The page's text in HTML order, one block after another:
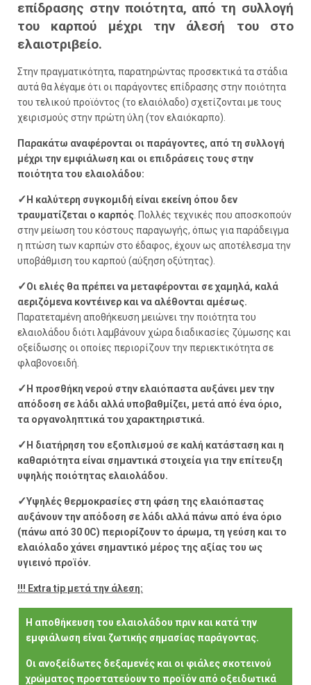
επίδρασης στην ποιότητα, από τη συλλογή
του καρπού μέχρι την άλεσή του στο
ελαιοτριβείο.
Στην πραγματικότητα, παρατηρώντας προσεκτικά τα στάδια
αυτά θα λέγαμε ότι οι παράγοντες επίδρασης στην ποιότητα
του τελικού προϊόντος (το ελαιόλαδο) σχετίζονται με τους
χειρισμούς στην πρώτη ύλη (τον ελαιόκαρπο).
Παρακάτω αναφέρονται οι παράγοντες, από τη συλλογή
μέχρι την εμφιάλωση και οι επιδράσεις τους στην
ποιότητα του ελαιολάδου:
✓ Η καλύτερη συγκομιδή είναι εκείνη όπου δεν
τραυματίζεται ο καρπός . Πολλές τεχνικές που αποσκοπούν
στην μείωση του κόστους παραγωγής, όπως για παράδειγμα
η πτώση των καρπών στο έδαφος, έχουν ως αποτέλεσμα την
υποβάθμιση του καρπού (αύξηση οξύτητας).
✓Οι ελιές θα πρέπει να μεταφέρονται σε χαμηλά, καλά
αεριζόμενα κοντέινερ και να αλέθονται αμέσως.
Παρατεταμένη αποθήκευση μειώνει την ποιότητα του
ελαιολάδου διότι λαμβάνουν χώρα διαδικασίες ζύμωσης και
οξείδωσης οι οποίες περιορίζουν την περιεκτικότητα σε
φλαβονοειδή.
✓ Η προσθήκη νερού στην ελαιόπαστα αυξάνει μεν την
απόδοση σε λάδι αλλά υποβαθμίζει, μετά από ένα όριο,
τα οργανοληπτικά του χαρακτηριστικά.
✓ Η διατήρηση του εξοπλισμού σε καλή κατάσταση και η
καθαριότητα είναι σημαντικά στοιχεία για την επίτευξη
υψηλής ποιότητας ελαιολάδου.
✓Υψηλές θερμοκρασίες στη φάση της ελαιόπαστας
αυξάνουν την απόδοση σε λάδι αλλά πάνω από ένα όριο
(πάνω από 30 0C) περιορίζουν το άρωμα, τη γεύση και το
ελαιόλαδο χάνει σημαντικό μέρος της αξίας του ως
υγιεινό προϊόν.
!!! Extra tip μετά την άλεση:
Η αποθήκευση του ελαιολάδου πριν και κατά την
εμφιάλωση είναι ζωτικής σημασίας παράγοντας.
Οι ανοξείδωτες δεξαμενές και οι φιάλες σκοτεινού
χρώματος προστατεύουν το προϊόν από οξειδωτικά